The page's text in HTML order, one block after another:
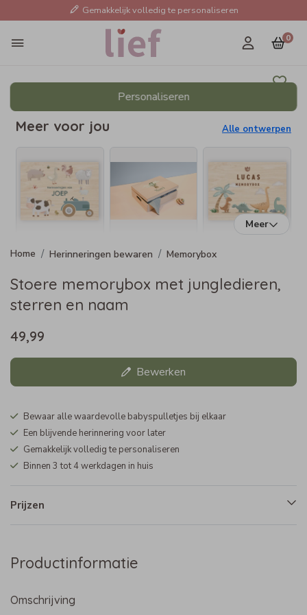
Gemakkelijk volledig te personaliseren
0
Personaliseren
Meer voor jou Alle ontwerpen
Meer
Herinneringen bewaren Memorybox
Stoere memorybox met jungledieren,
sterren en naam
49,99
Bewerken
Bewaar alle waardevolle babyspulletjes bij elkaar
Een blijvende herinnering voor later
Gemakkelijk volledig te personaliseren
Binnen 3 tot 4 werkdagen in huis
Prijzen
Productinformatie
Omschrijving